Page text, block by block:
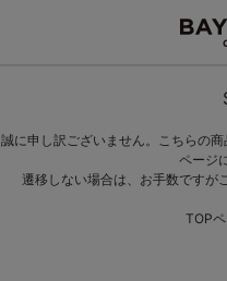
誠に申し訳ございません。こちらの
ページ
遷移しない場合は、お手数ですが
TOP